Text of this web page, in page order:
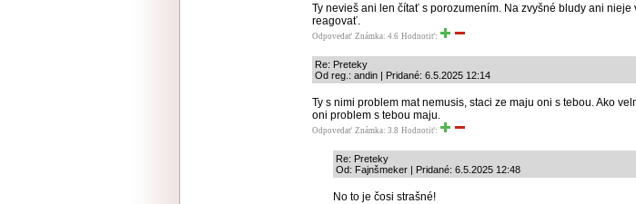
Ty nevieš ani len čítať s porozumením. Na zvyšné bludy ani nieje
reagovať.
Odpovedať Známka: 4.6 Hodnotiť:
Re: Preteky
Od reg.: andin | Pridané: 6.5.2025 12:14
Ty s nimi problem mat nemusis, staci ze maju oni s tebou. Ako
oni problem s tebou maju.
Odpovedať Známka: 3.8 Hodnotiť:
Re: Preteky
Od: Fajnšmeker | Pridané: 6.5.2025 12:48
No to je čosi strašné!